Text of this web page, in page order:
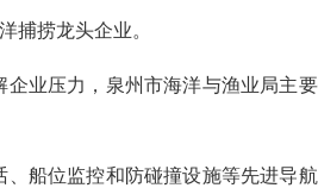
捕捞龙头企业。
业压力，泉州市海洋与渔业局主
船位监控和防碰撞设施等先进导